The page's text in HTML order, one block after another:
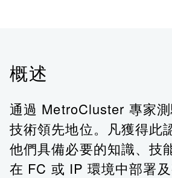
概述
通過 MetroCluster 專家
技術領先地位。凡獲得此
他們具備必要的知識、技
在 FC 或 IP 環境中部署